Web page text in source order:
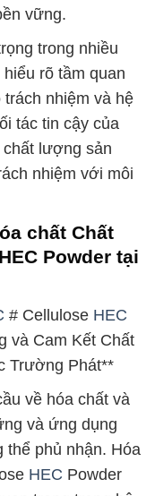
vững.
trong nhiều
rõ tầm quan
nhiệm và hệ
tác tin cậy của
chất lượng sản
nhiệm với môi
chất Chất
Powder tại
# Cellulose HEC
và Cam Kết Chất
Trường Phát**
về hóa chất và
và ứng dụng
thể phủ nhận. Hóa
HEC Powder